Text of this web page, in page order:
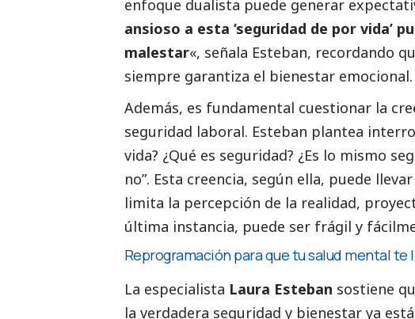
enfoque dualista puede generar
ansioso a esta ‘seguridad de por vida’
malestar«, señala Esteban, recordando
siempre garantiza el bienestar emocional.
Además, es fundamental cuestionar la
seguridad laboral. Esteban plantea
vida? ¿Qué es seguridad? ¿Es lo mismo
no”. Esta creencia, según ella, puede
limita la percepción de la realidad,
última instancia, puede ser frágil y
Reprogramación para que tu salud mental te
La especialista Laura Esteban sostiene
la verdadera seguridad y bienestar ya